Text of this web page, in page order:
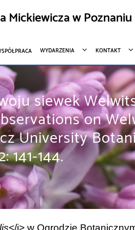
w Poznaniu
WYDARZENIA KONTAKT
siewek
on
University
144.
</i> w Ogrodzie